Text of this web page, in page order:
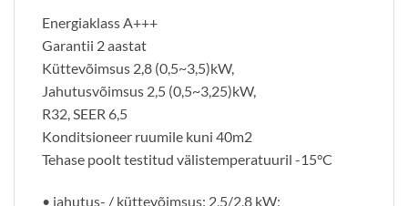
Energiaklass A+++
Garantii 2 aastat
Küttevõimsus 2,8 (0,5~3,5)kW,
Jahutusvõimsus 2,5 (0,5~3,25)kW,
R32, SEER 6,5
Konditsioneer ruumile kuni 40m2
Tehase poolt testitud välistemperatuuril -15°C
• jahutus- / küttevõimsus: 2,5/2,8 kW;